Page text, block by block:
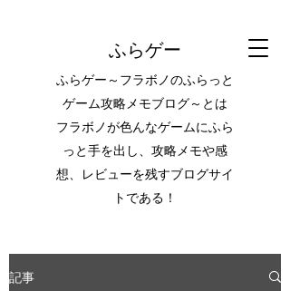
ふらゲー
ふらゲー～フラボノのふらっと
ゲーム攻略メモブログ～とは
フラボノが色んなゲームにふら
っと手を出し、攻略メモや感
想、レビューを残すブログサイ
トである！
記事